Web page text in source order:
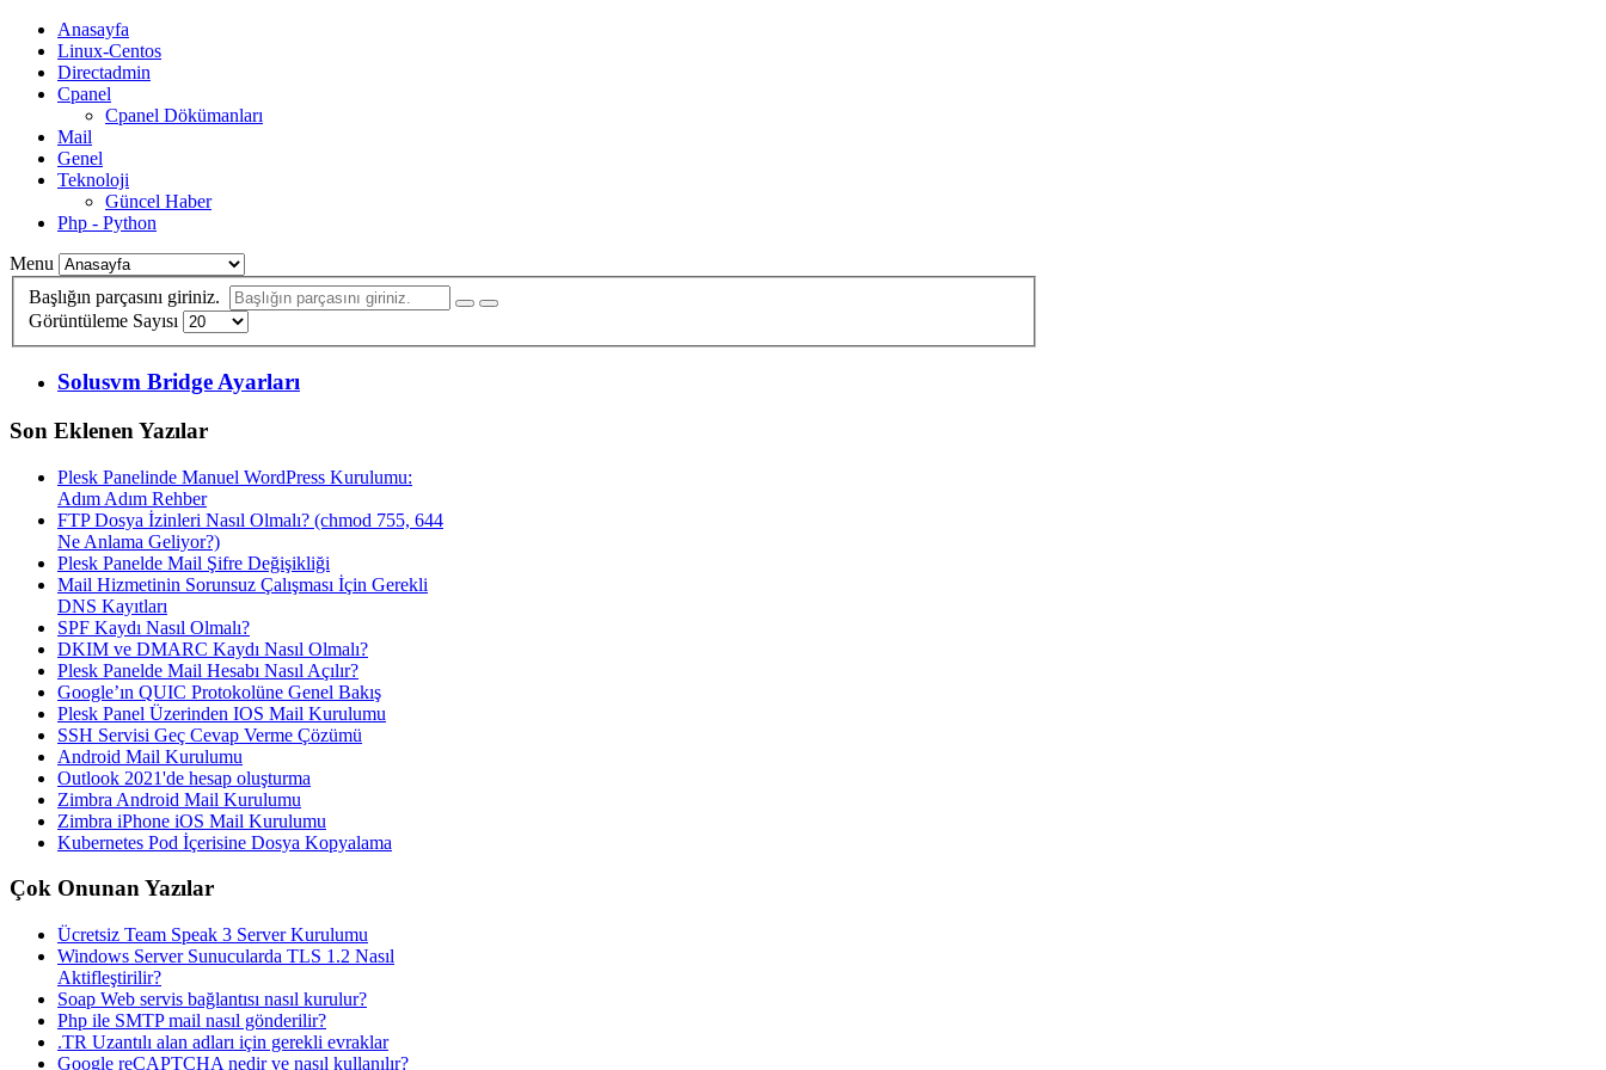
Anasayfa
Linux-Centos
Directadmin
Cpanel
Cpanel Dökümanları
Mail
Genel
Teknoloji
Güncel Haber
Php - Python
Menu
Başlığın parçasını giriniz.
Görüntüleme Sayısı
Solusvm Bridge Ayarları
Son Eklenen Yazılar
Plesk Panelinde Manuel WordPress Kurulumu:
Adım Adım Rehber
FTP Dosya İzinleri Nasıl Olmalı? (chmod 755, 644
Ne Anlama Geliyor?)
Plesk Panelde Mail Şifre Değişikliği
Mail Hizmetinin Sorunsuz Çalışması İçin Gerekli
DNS Kayıtları
SPF Kaydı Nasıl Olmalı?
DKIM ve DMARC Kaydı Nasıl Olmalı?
Plesk Panelde Mail Hesabı Nasıl Açılır?
Google’ın QUIC Protokolüne Genel Bakış
Plesk Panel Üzerinden IOS Mail Kurulumu
SSH Servisi Geç Cevap Verme Çözümü
Android Mail Kurulumu
Outlook 2021'de hesap oluşturma
Zimbra Android Mail Kurulumu
Zimbra iPhone iOS Mail Kurulumu
Kubernetes Pod İçerisine Dosya Kopyalama
Çok Onunan Yazılar
Ücretsiz Team Speak 3 Server Kurulumu
Windows Server Sunucularda TLS 1.2 Nasıl
Aktifleştirilir?
Soap Web servis bağlantısı nasıl kurulur?
Php ile SMTP mail nasıl gönderilir?
.TR Uzantılı alan adları için gerekli evraklar
Google reCAPTCHA nedir ve nasıl kullanılır?